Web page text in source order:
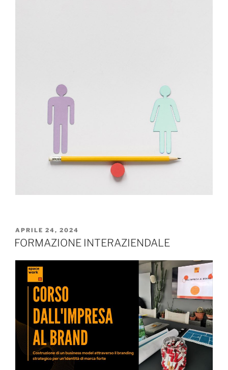
APRILE 24, 2024
FORMAZIONE INTERAZIENDALE